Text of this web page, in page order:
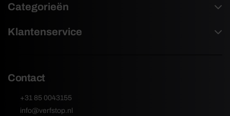
Categorieën
Klantenservice
Contact
+31 85 0043155
info@verfstop.nl